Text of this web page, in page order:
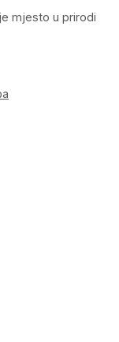
mjesto u prirodi